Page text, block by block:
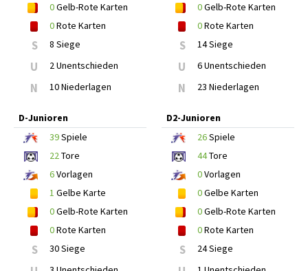
0Gelb-Rote Karten
0Rote Karten
S 8 Siege
U 2 Unentschieden
N 10 Niederlagen
0Gelb-Rote Karten
0Rote Karten
S 14 Siege
U 6 Unentschieden
N 23 Niederlagen
D-Junioren
39Spiele
22Tore
6Vorlagen
1 Gelbe Karte
0Gelb-Rote Karten
0Rote Karten
S 30 Siege
D2-Junioren
26Spiele
44Tore
0Vorlagen
0Gelbe Karten
0Gelb-Rote Karten
0Rote Karten
S 24 Siege